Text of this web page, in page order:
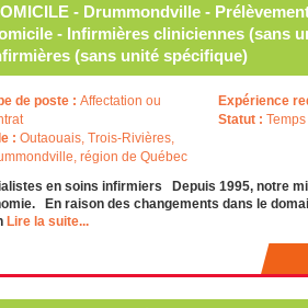
- Drummondville -
- Infirmières cliniciennes (sans
(sans unité spécifique)
de poste : Affectation ou
: Outaouais, Trois-Rivières,
région de Québec
Expérience
Statut : Temps
en soins infirmiers Depuis 1995, notre
En raison des changements dans le
Lire la suite...